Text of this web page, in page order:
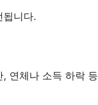
됩니다.
연체나 소득 하락 등